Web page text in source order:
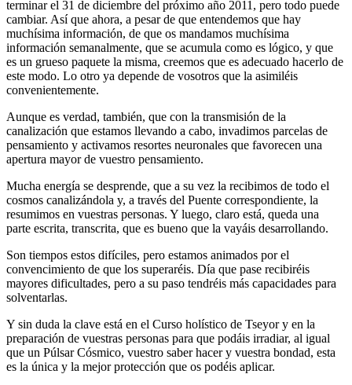
terminar el 31 de diciembre del próximo año 2011, pero todo puede
cambiar. Así que ahora, a pesar de que entendemos que hay
muchísima información, de que os mandamos muchísima
información semanalmente, que se acumula como es lógico, y que
es un grueso paquete la misma, creemos que es adecuado hacerlo de
este modo. Lo otro ya depende de vosotros que la asimiléis
convenientemente.
Aunque es verdad, también, que con la transmisión de la
canalización que estamos llevando a cabo, invadimos parcelas de
pensamiento y activamos resortes neuronales que favorecen una
apertura mayor de vuestro pensamiento.
Mucha energía se desprende, que a su vez la recibimos de todo el
cosmos canalizándola y, a través del Puente correspondiente, la
resumimos en vuestras personas. Y luego, claro está, queda una
parte escrita, transcrita, que es bueno que la vayáis desarrollando.
Son tiempos estos difíciles, pero estamos animados por el
convencimiento de que los superaréis. Día que pase recibiréis
mayores dificultades, pero a su paso tendréis más capacidades para
solventarlas.
Y sin duda la clave está en el Curso holístico de Tseyor y en la
preparación de vuestras personas para que podáis irradiar, al igual
que un Púlsar Cósmico, vuestro saber hacer y vuestra bondad, esta
es la única y la mejor protección que os podéis aplicar.